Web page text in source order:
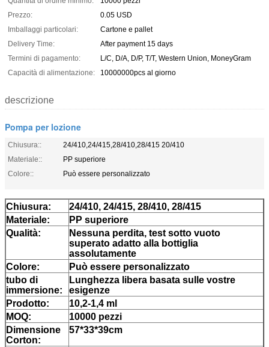
Prezzo:
0.05 USD
Imballaggi particolari:
Cartone e pallet
Delivery Time:
After payment 15 days
Termini di pagamento:
L/C, D/A, D/P, T/T, Western Union, MoneyGram
Capacità di alimentazione:
10000000pcs al giorno
descrizione
Pompa per lozione
Chiusura::
24/410,24/415,28/410,28/415 20/410
Materiale::
PP superiore
Colore::
Può essere personalizzato
Chiusura:
24/410, 24/415, 28/410, 28/415
Materiale:
PP superiore
Qualità:
Nessuna perdita, test sotto vuoto
superato adatto alla bottiglia
assolutamente
Colore:
Può essere personalizzato
tubo di
immersione:
Lunghezza libera basata sulle vostre
esigenze
Prodotto:
10,2-1,4 ml
MOQ:
10000 pezzi
Dimensione
Corton:
57*33*39cm